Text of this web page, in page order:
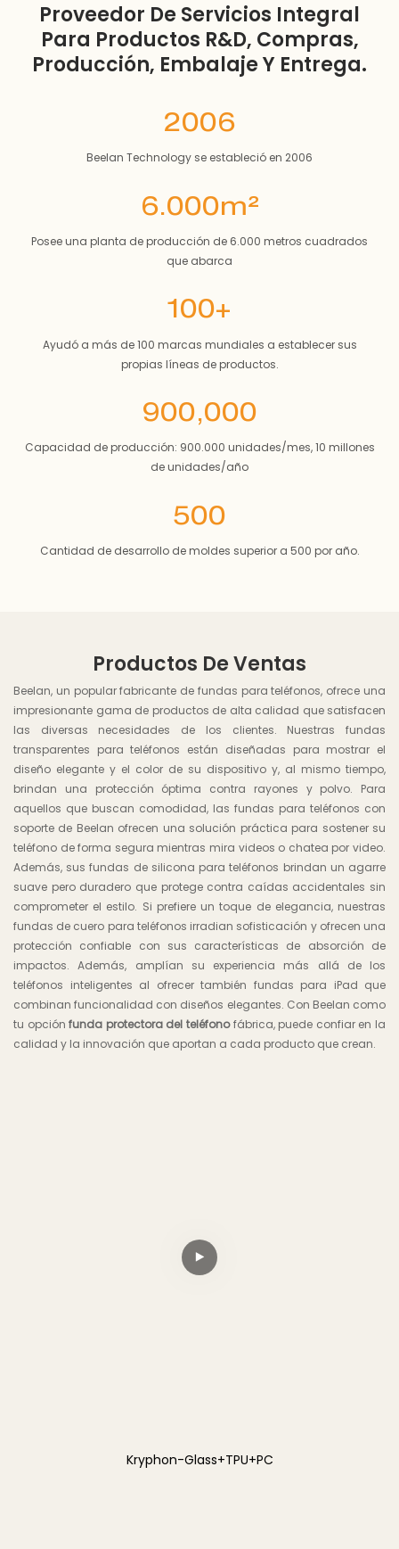
Proveedor De Servicios Integral
Para Productos R&D, Compras,
Producción, Embalaje Y Entrega.
2006
Beelan Technology se estableció en 2006
6.000m²
Posee una planta de producción de 6.000 metros cuadrados
que abarca
100+
Ayudó a más de 100 marcas mundiales a establecer sus
propias líneas de productos.
900,000
Capacidad de producción: 900.000 unidades/mes, 10 millones
de unidades/año
500
Cantidad de desarrollo de moldes superior a 500 por año.
Productos De Ventas
Beelan, un popular fabricante de fundas para teléfonos, ofrece una
impresionante gama de productos de alta calidad que satisfacen
las diversas necesidades de los clientes. Nuestras fundas
transparentes para teléfonos están diseñadas para mostrar el
diseño elegante y el color de su dispositivo y, al mismo tiempo,
brindan una protección óptima contra rayones y polvo. Para
aquellos que buscan comodidad, las fundas para teléfonos con
soporte de Beelan ofrecen una solución práctica para sostener su
teléfono de forma segura mientras mira videos o chatea por video.
Además, sus fundas de silicona para teléfonos brindan un agarre
suave pero duradero que protege contra caídas accidentales sin
comprometer el estilo. Si prefiere un toque de elegancia, nuestras
fundas de cuero para teléfonos irradian sofisticación y ofrecen una
protección confiable con sus características de absorción de
impactos. Además, amplían su experiencia más allá de los
teléfonos inteligentes al ofrecer también fundas para iPad que
combinan funcionalidad con diseños elegantes. Con Beelan como
tu opciónfunda protectora del teléfonofábrica, puede confiar en la
calidad y la innovación que aportan a cada producto que crean.
Kryphon-Glass+TPU+PC